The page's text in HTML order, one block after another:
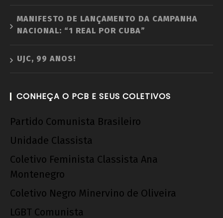
MANIFESTO DE LANÇAMENTO DA CAMPANHA
NACIONAL: “1 REAL POR CUBA”
UJC, 99 ANOS!
CONHEÇA O PCB E SEUS COLETIVOS
Partido Comunista Brasileiro
Unidade Classista
Coletivo Feminista Classista Ana
Montenegro
Coletivo Negro Minervino de Oliveira
LGBT Comunista